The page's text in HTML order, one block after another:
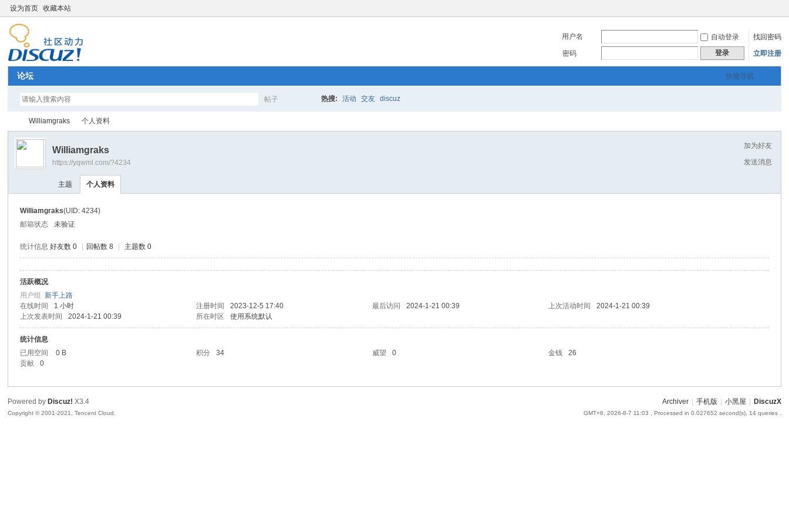
设为首页 收藏本站
用户名 自动登录
找回密码
密码
登录 立即注册
快捷导航
论坛
帖子 热搜: 活动 交友 discuz
uz!
›
Williamgraks 个人资料
加为好友
发送消息
Williamgraks
https://yqwml.com/?4234
主题 个人资料
Williamgraks(UID: 4234)
邮箱状态
未验证
统计信息 好友数 0 回帖数 8 主题数 0
活跃概况
用户组新手上路
在线时间
1 小时 注册时间 2023-12-5 17:40 最后访问 2024-1-21 00:39 上次活动时间
2024-1-21 00:39
上次发表时间
2024-1-21 00:39 所在时区 使用系统默认
统计信息
已用空间
0 B 积分 34 威望 0 金钱
26
贡献
0
Archiver 手机版 小黑屋 DiscuzX
GMT+8, 2026-8-7 11:03 , Processed in 0.027652 second(s), 14 queries .
Powered by Discuz! X3.4
Copyright © 2001-2021, Tencent Cloud.